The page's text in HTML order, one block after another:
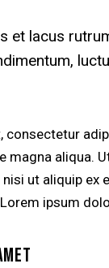
et lacus
consectetur
magna aliqua.
ut aliquip ex
ipsum